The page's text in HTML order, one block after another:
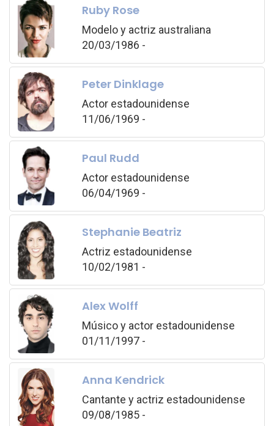
Ruby Rose
Modelo y actriz australiana
20/03/1986 -
Peter Dinklage
Actor estadounidense
11/06/1969 -
Paul Rudd
Actor estadounidense
06/04/1969 -
Stephanie Beatriz
Actriz estadounidense
10/02/1981 -
Alex Wolff
Músico y actor estadounidense
01/11/1997 -
Anna Kendrick
Cantante y actriz estadounidense
09/08/1985 -